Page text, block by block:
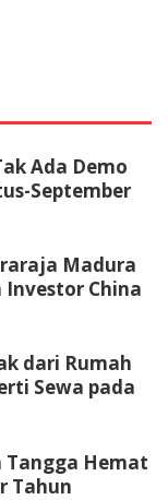
Ada Demo
September
Madura
China
dari Rumah
Sewa pada
Tangga Hemat
Tahun